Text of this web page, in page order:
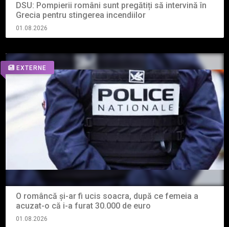
DSU: Pompierii români sunt pregătiți să intervină în
Grecia pentru stingerea incendiilor
01.08.2026
EXTERNE
O româncă și-ar fi ucis soacra, după ce femeia a
acuzat-o că i-a furat 30.000 de euro
01.08.2026